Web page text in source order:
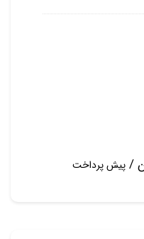
پیش پرداخت